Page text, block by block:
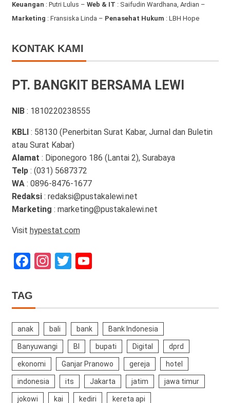
Keuangan : Putri Lulus – Web & IT : Saifudin Wardhana, Ardian –
Marketing : Fransiska Linda – Penasehat Hukum : LBH Hope
KONTAK KAMI
PT. BANGKIT BERSAMA LEWI
NIB : 1810220238555
KBLI : 58130 (Penerbitan Surat Kabar, Jurnal dan Buletin
atau Surat Kabar)
Alamat : Diponegoro 186 (Lantai 2), Surabaya
Telp: (031) 5687372
WA: 0896-8476-1677
Redaksi: redaksi@pustakalewi.net
Marketing : marketing@pustakalewi.net
Visit hypestat.com
Facebook
Instagram
TwitterYouTube
TAG
anak bali bank Bank Indonesia
Banyuwangi BI bupati Digital dprd
ekonomi Ganjar Pranowo gereja hotel
indonesia its Jakarta jatim jawa timur
jokowi kai kediri kereta api